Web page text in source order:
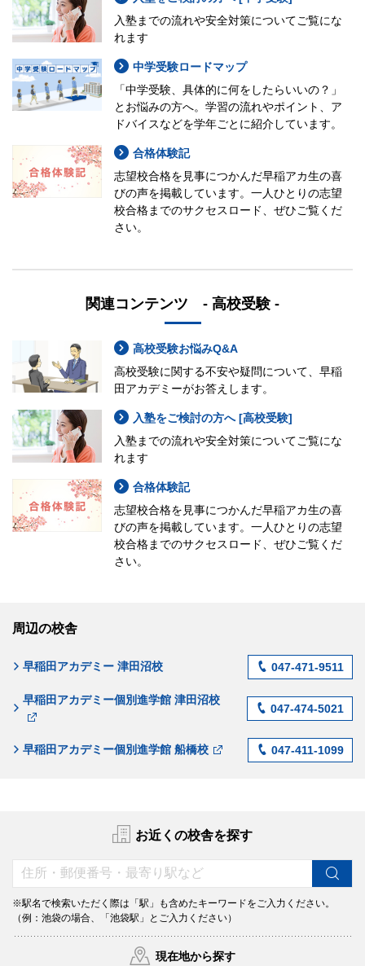
入塾までの流れや安全対策についてご覧にな
れます
中学受験ロードマップ
「中学受験、具体的に何をしたらいいの？」
とお悩みの方へ。学習の流れやポイント、ア
ドバイスなどを学年ごとに紹介しています。
合格体験記
志望校合格を見事につかんだ早稲アカ生の喜
びの声を掲載しています。一人ひとりの志望
校合格までのサクセスロード、ぜひご覧くだ
さい。
関連コンテンツ - 高校受験 -
高校受験お悩みQ&A
高校受験に関する不安や疑問について、早稲
田アカデミーがお答えします。
入塾をご検討の方へ [高校受験]
入塾までの流れや安全対策についてご覧にな
れます
合格体験記
志望校合格を見事につかんだ早稲アカ生の喜
びの声を掲載しています。一人ひとりの志望
校合格までのサクセスロード、ぜひご覧くだ
さい。
周辺の校舎
早稲田アカデミー 津田沼校 047-471-9511
早稲田アカデミー個別進学館 津田沼校
047-474-5021
早稲田アカデミー個別進学館 船橋校 047-411-1099
お近くの校舎を探す
※駅名で検索いただく際は「駅」も含めたキーワードをご入力ください。
（例：池袋の場合、「池袋駅」とご入力ください）
現在地から探す